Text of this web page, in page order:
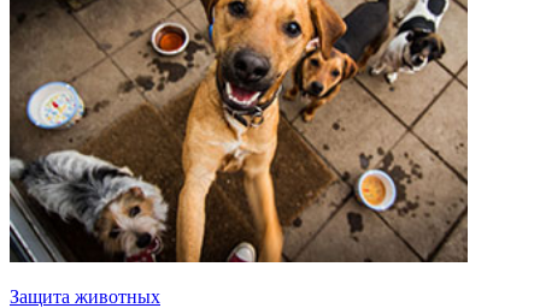
Защита животных